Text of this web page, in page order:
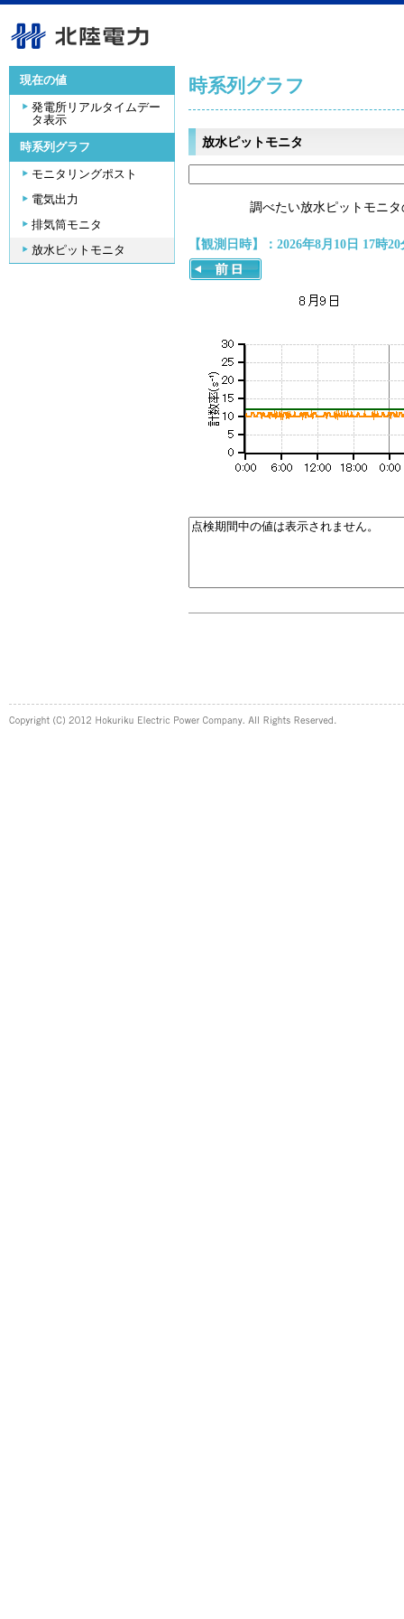
現在の値
発電所リアルタイムデー
タ表示
時系列グラフ
モニタリングポスト
電気出力
排気筒モニタ
放水ピットモニタ
時系列グラフ
放水ピットモニタ
調べたい放水ピットモニ
【観測日時】：2026年8月10日 17時20